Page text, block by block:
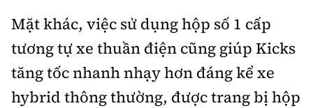
Mặt khác, việc sử dụng hộp số 1 cấp
tương tự xe thuần điện cũng giúp Kicks
tăng tốc nhanh nhạy hơn đáng kể xe
hybrid thông thường, được trang bị hộp